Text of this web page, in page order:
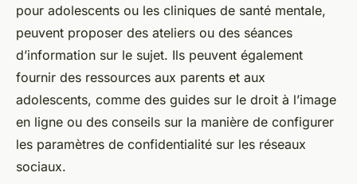
pour adolescents ou les cliniques de santé mentale,
peuvent proposer des ateliers ou des séances
d’information sur le sujet. Ils peuvent également
fournir des ressources aux parents et aux
adolescents, comme des guides sur le droit à l’image
en ligne ou des conseils sur la manière de configurer
les paramètres de confidentialité sur les réseaux
sociaux.